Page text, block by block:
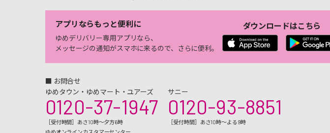
アプリならもっと便利に
ゆめデリバリー専用アプリなら、
メッセージの通知がスマホに来るので、さらに便利。
ダウンロードはこちら
■ お問合せ
ゆめタウン・ゆめマート・ユアーズ
0120-37-1947
［受付時間］あさ10時～夕方6時
サニー
0120-93-8851
［受付時間］あさ10時～よる9時